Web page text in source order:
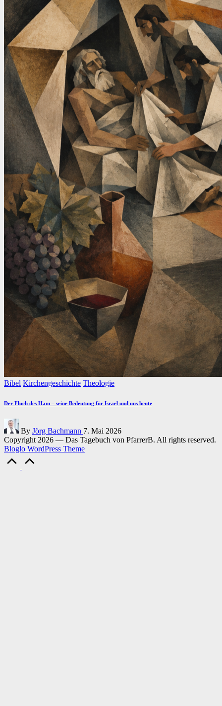
Posted
Bibel Kirchengeschichte Theologie
Der Fluch des Ham – seine Bedeutung für Israel und uns heute
Posted
by
By Jörg Bachmann 7. Mai 2026
Copyright 2026 — Das Tagebuch von PfarrerB. All rights reserved.
Bloglo WordPress Theme